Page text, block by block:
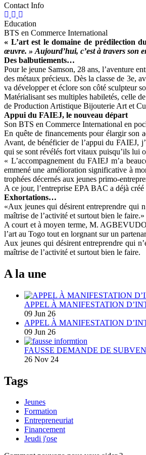
Contact Info
Education
BTS en Commerce International
« L’art est le domaine de prédilection
œuvre. » Aujourd’hui, c’est à travers son
Des balbutiements…
Pour le jeune Samson, 28 ans, l’aventure
des métaux précieux. Dès la classe de 3e,
va développer et éclore son côté sculpteur
Matérialisant ses multiples habiletés, celle
de Production Artistique Bijouterie Art et
Appui du FAIEJ, le nouveau départ
Son BTS en Commerce International en
En quête de financements pour élargir son
Avant, de bénéficier de l’appui du FAIEJ,
qui se sont révélés fort vitaux puisqu’ils lui
« L’accompagnement du FAIEJ m’a
emmené une amélioration significative à
trophées décernés aux jeunes primo-
A ce jour, l’entreprise EPA BAC a déjà
Exhortations…
«Aux jeunes qui désirent entreprendre qui
maîtrise de l’activité et surtout bien le
A court et à moyen terme, M. AGBEVUDO
l’art au Togo tout en lorgnant sur un
Aux jeunes qui désirent entreprendre qui
maîtrise de l’activité et surtout bien le faire.
A la une
APPEL À MANIFESTATION
09 Jun 26
APPEL À MANIFESTATION
09 Jun 26
FAUSSE DEMANDE DE
26 Nov 24
Tags
Jeunes
Formation
Entrepreneuriat
Financement
Jeudi j'ose